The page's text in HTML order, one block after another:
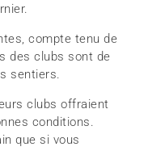
compte tenu de
des clubs sont de
sentiers.
clubs offraient
conditions.
que si vous